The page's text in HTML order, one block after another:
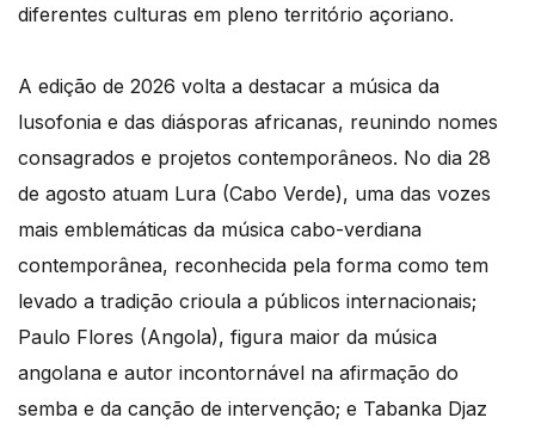
diferentes culturas em pleno território açoriano.
A edição de 2026 volta a destacar a música da
lusofonia e das diásporas africanas, reunindo nomes
consagrados e projetos contemporâneos. No dia 28
de agosto atuam Lura (Cabo Verde), uma das vozes
mais emblemáticas da música cabo-verdiana
contemporânea, reconhecida pela forma como tem
levado a tradição crioula a públicos internacionais;
Paulo Flores (Angola), figura maior da música
angolana e autor incontornável na afirmação do
semba e da canção de intervenção; e Tabanka Djaz